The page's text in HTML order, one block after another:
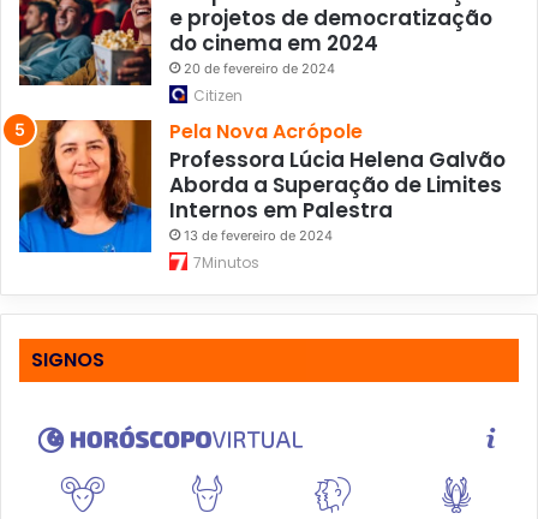
e projetos de democratização
do cinema em 2024
20 de fevereiro de 2024
Citizen
Pela Nova Acrópole
Professora Lúcia Helena Galvão
Aborda a Superação de Limites
Internos em Palestra
13 de fevereiro de 2024
7Minutos
SIGNOS